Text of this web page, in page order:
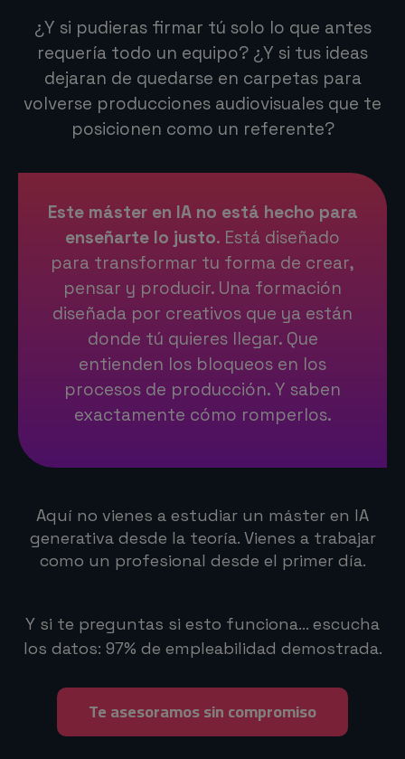
¿Y si pudieras firmar tú solo lo que antes
requería todo un equipo? ¿Y si tus ideas
dejaran de quedarse en carpetas para
volverse producciones audiovisuales que te
posicionen como un referente?
Este máster en IA no está hecho para
enseñarte lo justo. Está diseñado
para transformar tu forma de crear,
pensar y producir. Una formación
diseñada por creativos que ya están
donde tú quieres llegar. Que
entienden los bloqueos en los
procesos de producción. Y saben
exactamente cómo romperlos.
Aquí no vienes a estudiar un máster en IA
generativa desde la teoría. Vienes a trabajar
como un profesional desde el primer día.
Y si te preguntas si esto funciona… escucha
los datos: 97% de empleabilidad demostrada.
Te asesoramos sin compromiso